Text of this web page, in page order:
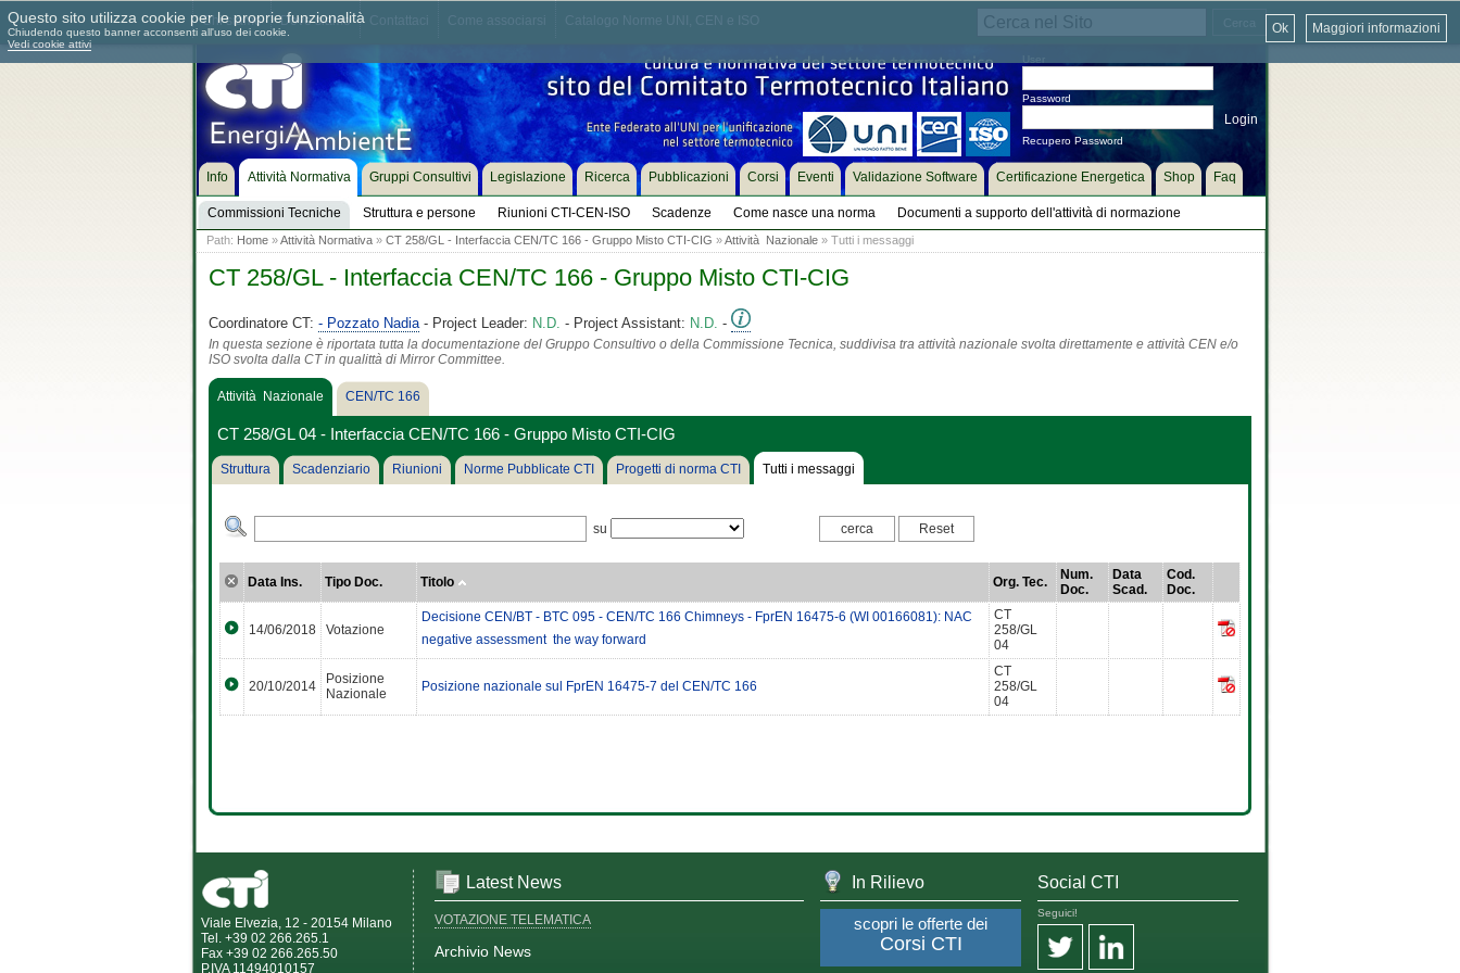
Chi siamo Dove siamo
Password
Recupero Password
Info Attività Normativa
Commissioni Tecniche Struttura e persone Riunioni CTI-CEN-ISO Scadenze Come nasce una norma Documenti a supporto dell'attività di normazione
Gruppi Consultivi Legislazione Ricerca Pubblicazioni Corsi Eventi Validazione Software Certificazione Energetica Shop Faq
Path: Home»Attività Normativa» CT 258/GL - Interfaccia CEN/TC 166 - Gruppo Misto CTI-CIG »Attività Nazionale» Tutti i messaggi
CT 258/GL - Interfaccia CEN/TC 166 - Gruppo Misto CTI-CIG
Coordinatore CT: - Pozzato Nadia- Project Leader: N.D. - Project Assistant: N.D. -
In questa sezione è riportata tutta la documentazione del Gruppo Consultivo o della Commissione Tecnica, suddivisa tra attività nazionale svolta direttamente e attività CEN e/o
ISO svolta dalla CT in qualittà di Mirror Committee.
Attività Nazionale CEN/TC 166
CT 258/GL 04 - Interfaccia CEN/TC 166 - Gruppo Misto CTI-CIG
Struttura Scadenziario Riunioni Norme Pubblicate CTI Progetti di norma CTI Tutti i messaggi
su
Data Ins. Tipo Doc. Titolo Org. Tec.
Num.
Doc.
Data
Scad.
Cod.
Doc.
14/06/2018 Votazione
Decisione CEN/BT - BTC 095 - CEN/TC 166 Chimneys - FprEN 16475-6 (WI 00166081): NAC
negative assessment  the way forward
CT
258/GL
04
20/10/2014
Posizione
Nazionale
Posizione nazionale sul FprEN 16475-7 del CEN/TC 166
CT
258/GL
04
Viale Elvezia, 12 - 20154 Milano
Tel. +39 02 266.265.1
Fax +39 02 266.265.50
P.IVA 11494010157
Latest News
VOTAZIONE TELEMATICA
Archivio News
In Rilievo
scopri le offerte dei
Corsi CTI
Social CTI
Seguici!
Questo sito utilizza cookie per le proprie funzionalità
Chiudendo questo banner acconsenti all'uso dei cookie.
Vedi cookie attivi
Maggiori informazioni
Ok